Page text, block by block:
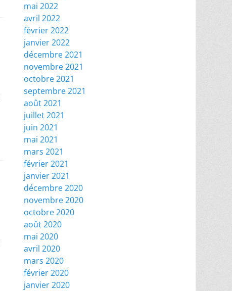
mai 2022
avril 2022
février 2022
janvier 2022
décembre 2021
novembre 2021
octobre 2021
septembre 2021
août 2021
juillet 2021
juin 2021
mai 2021
mars 2021
février 2021
janvier 2021
décembre 2020
novembre 2020
octobre 2020
août 2020
mai 2020
avril 2020
mars 2020
février 2020
janvier 2020